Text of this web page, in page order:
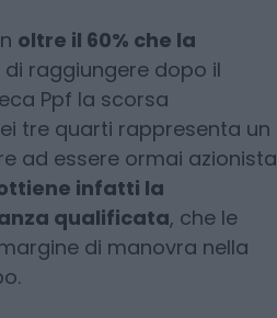
oltre il 60% che la
di raggiungere dopo il
Ppf la scorsa
tre quarti rappresenta un
ad essere ormai azionista
infatti la
qualificata, che le
di manovra nella